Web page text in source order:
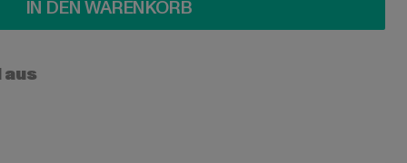
IN DEN WARENKORB